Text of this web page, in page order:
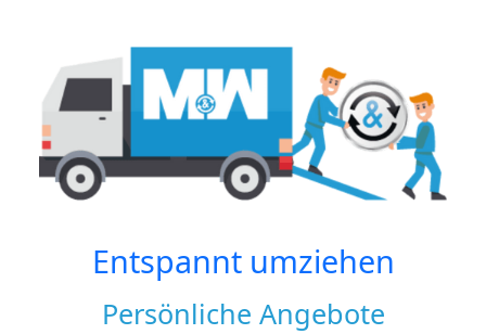
Entspannt umziehen
Persönliche Angebote